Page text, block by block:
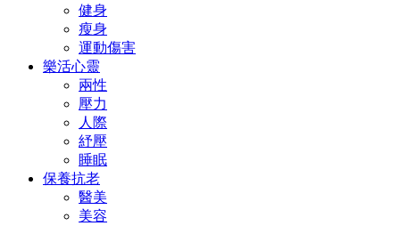
健身
瘦身
運動傷害
樂活心靈
兩性
壓力
人際
紓壓
睡眠
保養抗老
醫美
美容